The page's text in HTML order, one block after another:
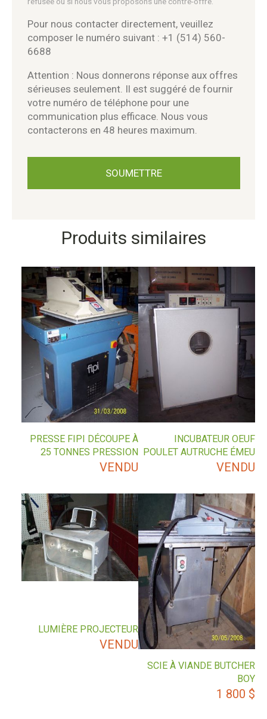
Pour nous contacter directement, veuillez
composer le numéro suivant : +1 (514) 560-
6688
Attention : Nous donnerons réponse aux offres
sérieuses seulement. Il est suggéré de fournir
votre numéro de téléphone pour une
communication plus efficace. Nous vous
contacterons en 48 heures maximum.
Produits similaires
INCUBATEUR OEUF
POULET AUTRUCHE ÉMEU
VENDU
PRESSE FIPI DÉCOUPE À
25 TONNES PRESSION
VENDU
SCIE À VIANDE BUTCHER
BOY
1 800 $
LUMIÈRE PROJECTEUR
VENDU